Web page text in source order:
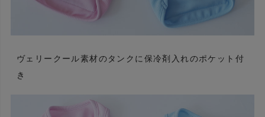
ヴェリークール素材のタンクに保冷剤入れのポケット付
き